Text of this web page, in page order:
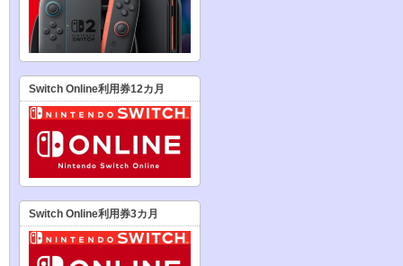
Switch Online利用券12カ月
Switch Online利用券3カ月